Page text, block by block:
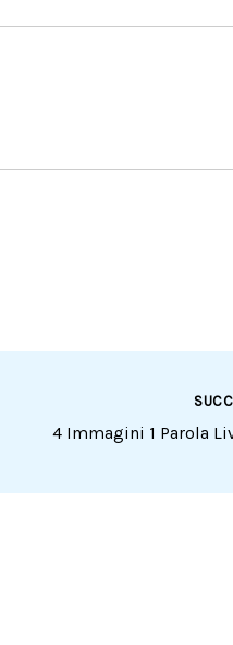
4 Immagini 1 Parola